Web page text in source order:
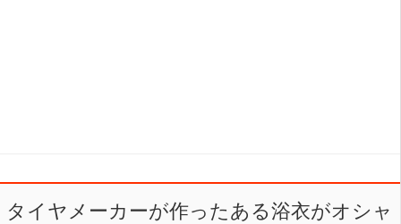
タイヤメーカーが作ったある浴衣がオシャ